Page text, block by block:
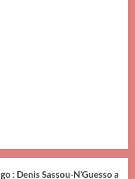
: Denis Sassou-N’Guesso a